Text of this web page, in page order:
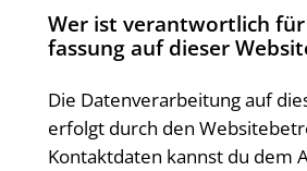
Wer ist ver­ant­wort­lich
fas­sung auf die­ser
Die Daten­ver­ar­bei­tung auf
erfolgt durch den
Kon­takt­da­ten kannst du dem